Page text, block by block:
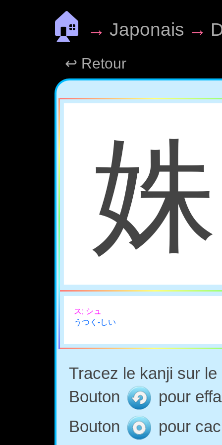
🏠 → Japonais →
↩ Retour
ス; シュ
うつく-しい
Tracez le kanji sur
Bouton
pour
Bouton
pour